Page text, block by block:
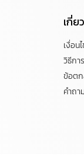
เกี่
เงื่อน
วิธีกา
ข้อตก
คำถ